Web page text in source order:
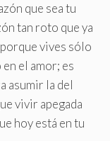
que sea tu
tan roto que ya
vives sólo
el amor; es
asumir la del
vivir apegada
hoy está en tu